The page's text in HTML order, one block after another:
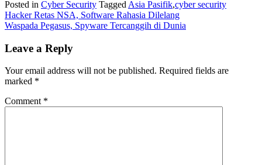
Posted in Cyber Security Tagged Asia Pasifik,cyber security
Post
navigation
Hacker Retas NSA, Software Rahasia Dilelang
Waspada Pegasus, Spyware Tercanggih di Dunia
Leave a Reply
Your email address will not be published. Required fields are
marked *
Comment *